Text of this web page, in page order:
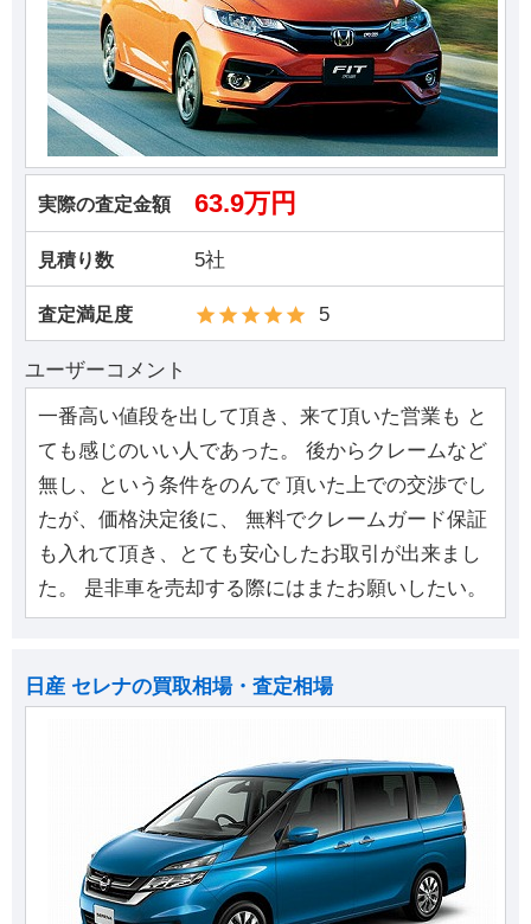
実際の査定金額 63.9万円
見積り数 5社
査定満足度 5
ユーザーコメント
一番高い値段を出して頂き、来て頂いた営業も と
ても感じのいい人であった。 後からクレームなど
無し、という条件をのんで 頂いた上での交渉でし
たが、価格決定後に、 無料でクレームガード保証
も入れて頂き、とても安心したお取引が出来まし
た。 是非車を売却する際にはまたお願いしたい。
日産 セレナの買取相場・査定相場